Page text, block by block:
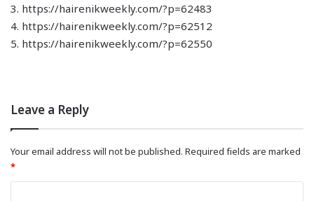
3. https://hairenikweekly.com/?p=62483
4. https://hairenikweekly.com/?p=62512
5. https://hairenikweekly.com/?p=62550
Leave a Reply
Your email address will not be published. Required fields are marked
*